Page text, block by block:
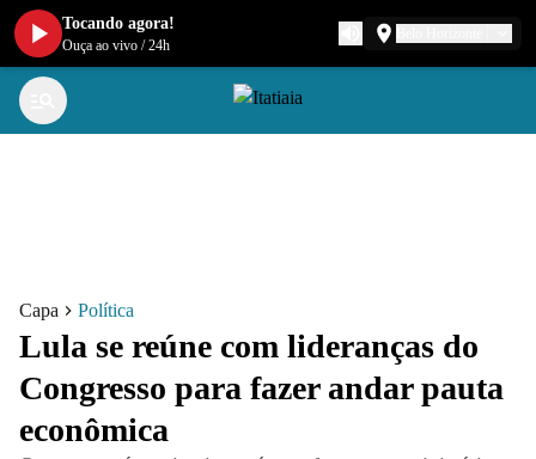
Capa Política
Lula se reúne com lideranças do
Congresso para fazer andar pauta
econômica
Tocando agora!
Ouça ao vivo /24h